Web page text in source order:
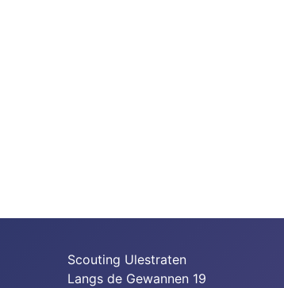
Scouting Ulestraten
Langs de Gewannen 19